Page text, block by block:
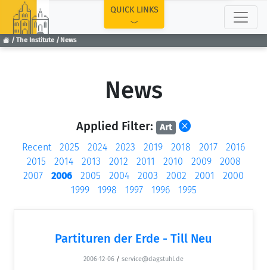
The Institute News
QUICK LINKS
News
Applied Filter: Art
Recent 2025 2024 2023 2019 2018 2017
2016
2015
2014 2013 2012 2011 2010 2009
2008
2007
2006 2005 2004 2003 2002 2001
2000
1999
1998 1997 1996 1995
Partituren der Erde - Till Neu
2006-12-06 / service@dagstuhl.de